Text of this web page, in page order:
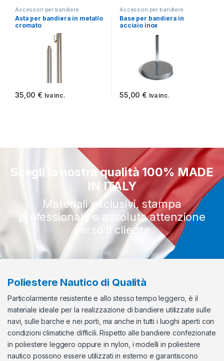
Accessori per bandiere
Asta per bandiera in metallo
cromato
35,00 € Iva inc.
Accessori per bandiere
Base per bandiera in
acciaio inox
55,00 € Iva inc.
Scegli la nostra qualità 100% MADE
IN ITALY
Materiali esclusivi, stampa
professionale e assoluta attenzione
verso il cliente
Poliestere Nautico di Qualità
Particolarmente resistente e allo stesso tempo leggero, è il
materiale ideale per la realizzazione di bandiere utilizzate sulle
navi, sulle barche e nei porti, ma anche in tutti i luoghi aperti con
condizioni climatiche difficili. Rispetto alle bandiere confezionate
in poliestere leggero oppure in nylon, i modelli in poliestere
nautico possono essere utilizzati in esterno e garantiscono